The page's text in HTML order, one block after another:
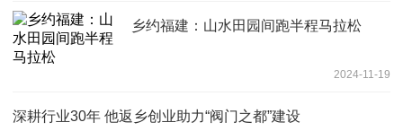
乡约福建：山水田园间跑半程马拉松
2024-11-19
深耕行业30年 他返乡创业助力“阀门之都”建设